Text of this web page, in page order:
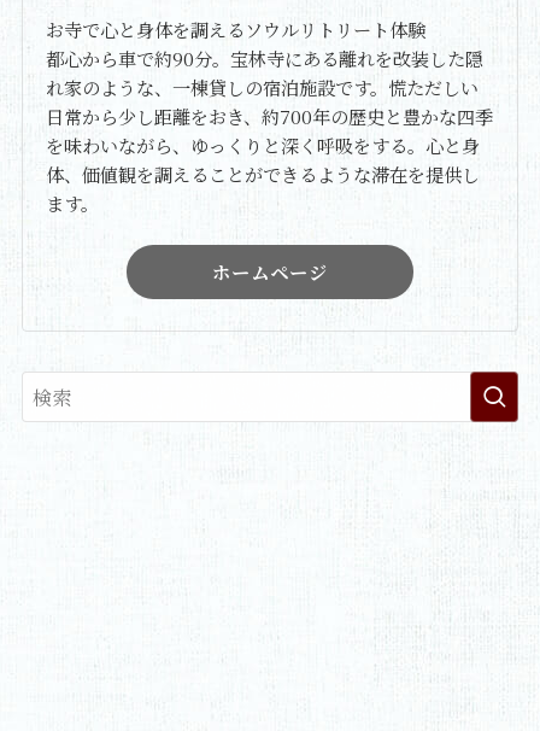
お寺で心と身体を調えるソウルリトリート体験
都心から車で約90分。宝林寺にある離れを改装した隠
れ家のような、一棟貸しの宿泊施設です。慌ただしい
日常から少し距離をおき、約700年の歴史と豊かな四季
を味わいながら、ゆっくりと深く呼吸をする。心と身
体、価値観を調えることができるような滞在を提供し
ます。
ホームページ